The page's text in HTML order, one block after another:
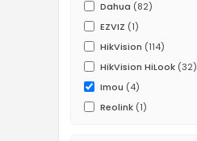
Dahua (82)
EZVIZ (1)
HikVision (114)
HikVision HiLook (32)
Imou (4)
Reolink (1)